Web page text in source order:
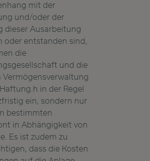
mit der
und/oder der
dieser Ausarbeitung
oder entstanden sind,
die
und die
Vermögensverwaltung
in der Regel
ein, sondern nur
bestimmten
in Abhängigkeit von
Es ist zudem zu
dass die Kosten